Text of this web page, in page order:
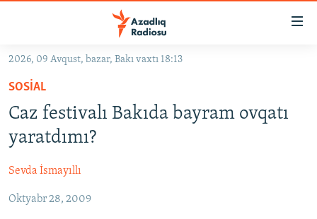
Əsas
qayıt
Əsas
naviqasiyaya
qayıt
Axtarışa
GÜNDƏM
#İZAHLA
KORRUPSIOMETR
FƏRQƏ BAX
QANUNI DOĞRU
2026, 09 Avqust, bazar, Bakı vaxtı 18:13
SOSIAL
Caz festivalı Bakıda bayram ovqatı
yaratdımı?
Sevda İsmayıllı
Oktyabr 28, 2009